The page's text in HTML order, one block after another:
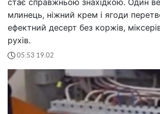
стає справжньою знахідкою. Один
млинець, ніжний крем і ягоди
ефектний десерт без коржів,
рухів.
05:53 19.02